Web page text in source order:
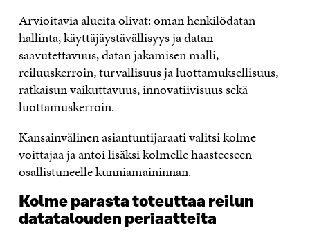
Arvioitavia alueita olivat: oman henkilödatan
hallinta, käyttäjäystävällisyys ja datan
saavutettavuus, datan jakamisen malli,
reiluuskerroin, turvallisuus ja luottamuksellisuus,
ratkaisun vaikuttavuus, innovatiivisuus sekä
luottamuskerroin.
Kansainvälinen asiantuntijaraati valitsi kolme
voittajaa ja antoi lisäksi kolmelle haasteeseen
osallistuneelle kunniamaininnan.
Kolme parasta toteuttaa reilun
datatalouden periaatteita